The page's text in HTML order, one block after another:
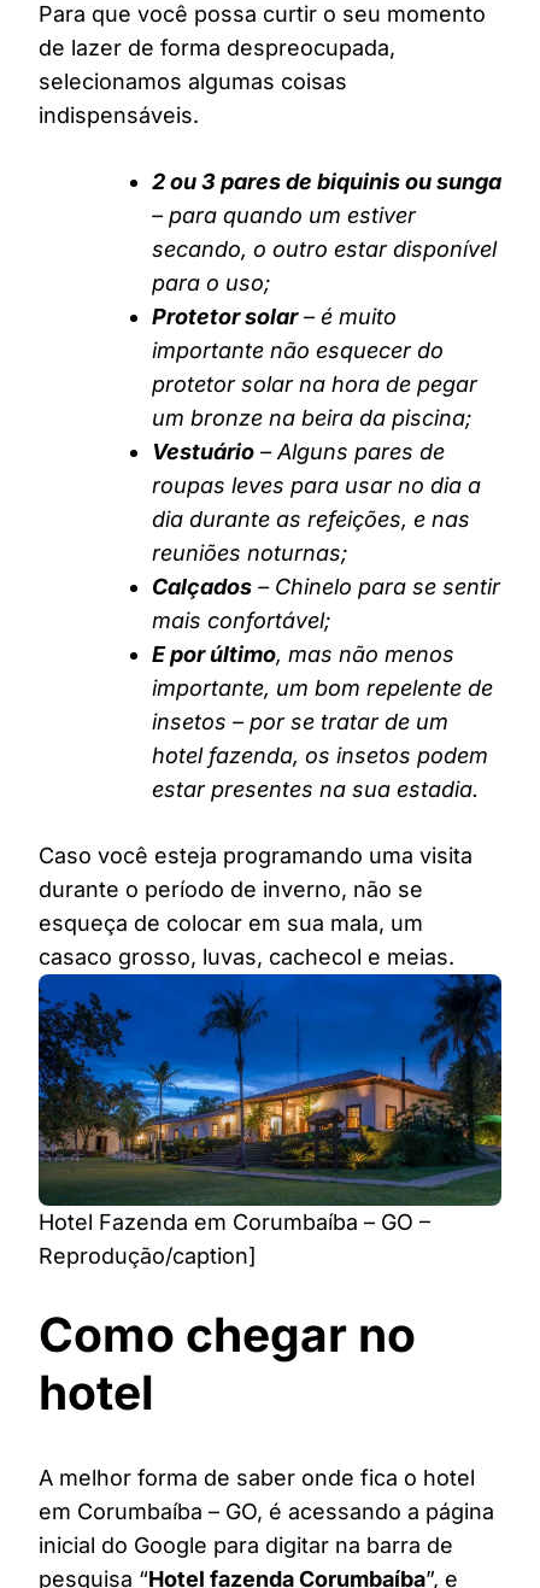
Para que você possa curtir o seu momento
de lazer de forma despreocupada,
selecionamos algumas coisas
indispensáveis.
2 ou 3 pares de biquinis ou sunga
– para quando um estiver
secando, o outro estar disponível
para o uso;
Protetor solar– é muito
importante não esquecer do
protetor solar na hora de pegar
um bronze na beira da piscina;
Vestuário – Alguns pares de
roupas leves para usar no dia a
dia durante as refeições, e nas
reuniões noturnas;
Calçados – Chinelo para se sentir
mais confortável;
E por último, mas não menos
importante, um bom repelente de
insetos – por se tratar de um
hotel fazenda, os insetos podem
estar presentes na sua estadia.
Caso você esteja programando uma visita
durante o período de inverno, não se
esqueça de colocar em sua mala, um
casaco grosso, luvas, cachecol e meias.
Hotel Fazenda em Corumbaíba – GO –
Reprodução/caption]
Como chegar no
hotel
A melhor forma de saber onde fica o hotel
em Corumbaíba – GO, é acessando a página
inicial do Google para digitar na barra de
pesquisa “Hotel fazenda Corumbaíba”, e